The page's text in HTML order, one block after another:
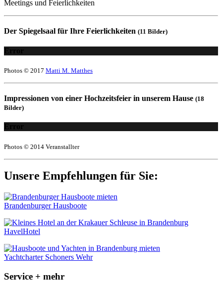
Der Spiegelsaal für Ihre Feierlichkeiten (11 Bilder)
Error
Photos © 2017 Matti M. Matthes
Impressionen von einer Hochzeitsfeier in unserem Hause (18
Bilder)
Error
Photos © 2014 Veranstallter
Unsere Empfehlungen für Sie:
Brandenburger Hausboote
HavelHotel
Yachtcharter Schoners Wehr
Service + mehr